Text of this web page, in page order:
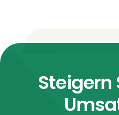
Steigern